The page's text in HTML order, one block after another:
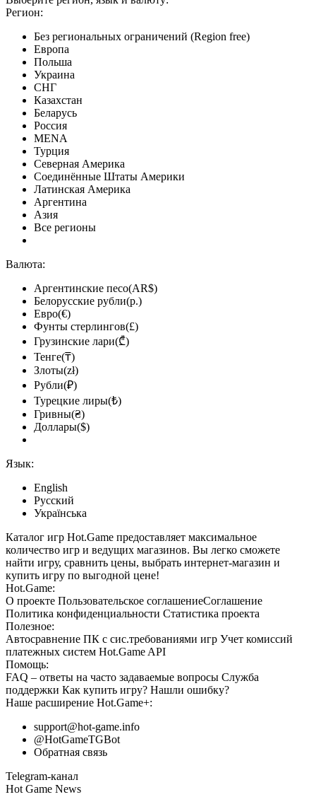
Регион:
Без региональных ограничений (Region free)
Европа
Польша
Украина
СНГ
Казахстан
Беларусь
Россия
MENA
Турция
Северная Америка
Соединённые Штаты Америки
Латинская Америка
Аргентина
Азия
Все регионы
Валюта:
Аргентинские песо(AR$)
Белорусские рубли(р.)
Евро(€)
Фунты стерлингов(£)
Грузинские лари(₾)
Тенге(₸)
Злоты(zł)
Рубли(₽)
Турецкие лиры(₺)
Гривны(₴)
Доллары($)
Язык:
English
Русский
Українська
Каталог игр Hot.Game предоставляет максимальное
количество игр и ведущих магазинов. Вы легко сможете
найти игру, сравнить цены, выбрать интернет-магазин и
купить игру по выгодной цене!
Hot.Game:
О проекте Пользовательское соглашениеСоглашение
Политика конфиденциальности Статистика проекта
Полезное:
Автосравнение ПК с сис.требованиями игр Учет комиссий
платежных систем Hot.Game API
Помощь:
FAQ – ответы на часто задаваемые вопросы Служба
поддержки Как купить игру? Нашли ошибку?
Наше расширение Hot.Game+:
support@hot-game.info
@HotGameTGBot
Обратная связь
Telegram-канал
Hot Game News